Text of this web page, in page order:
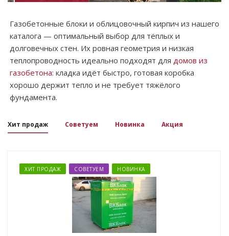
Газобетонные блоки и облицовочный кирпич из нашего
каталога — оптимальный выбор для тёплых и
долговечных стен. Их ровная геометрия и низкая
теплопроводность идеально подходят для домов из
газобетона: кладка идёт быстро, готовая коробка
хорошо держит тепло и не требует тяжёлого
фундамента.
Хит продаж Советуем Новинка Акция
ХИТ ПРОДАЖ СОВЕТУЕМ НОВИНКА